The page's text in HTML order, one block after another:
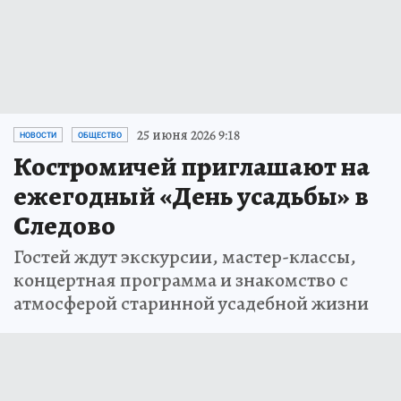
НОВОСТИ ОБЩЕСТВО 25 июня 2026 9:18
Костромичей приглашают на
ежегодный «День усадьбы» в
Следово
Гостей ждут экскурсии, мастер-классы,
концертная программа и знакомство с
атмосферой старинной усадебной жизни